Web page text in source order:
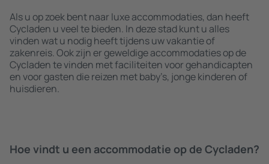
Als u op zoek bent naar luxe accommodaties, dan heeft
Cycladen u veel te bieden. In deze stad kunt u alles
vinden wat u nodig heeft tijdens uw vakantie of
zakenreis. Ook zijn er geweldige accommodaties op de
Cycladen te vinden met faciliteiten voor gehandicapten
en voor gasten die reizen met baby’s, jonge kinderen of
huisdieren.
Hoe vindt u een accommodatie op de Cycladen?